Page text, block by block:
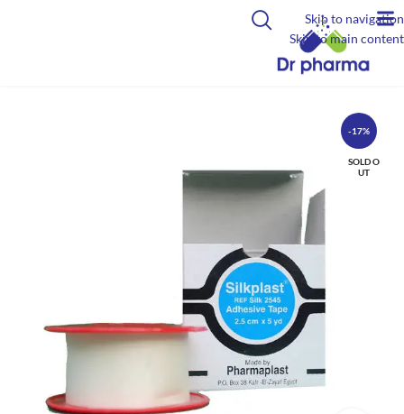
Skip to navigation
Skip to main content
-17%
SOLD O
UT